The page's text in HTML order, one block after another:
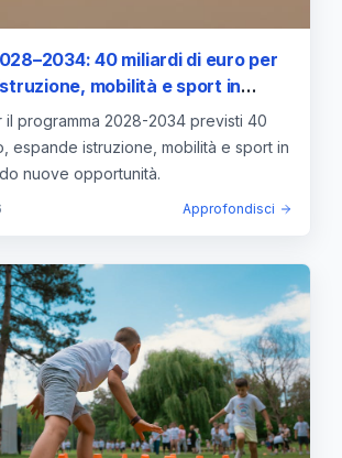
40 miliardi di euro per
mobilità e sport in
il programma 2028-2034 previsti 40
espande istruzione, mobilità e sport in
nuove opportunità.
Approfondisci